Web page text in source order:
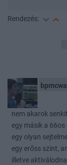
Rendezés:
nem akarok
egy másik a
egy olyan
egy erőss szint,
illetve